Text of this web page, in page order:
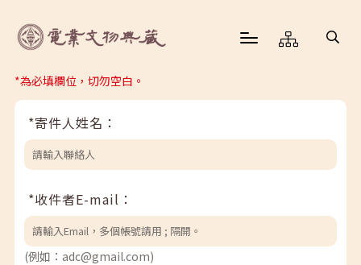
*為必填欄位，切勿空白。
*寄件人姓名：
*收件者E-mail：
(例如：adc@gmail.com)